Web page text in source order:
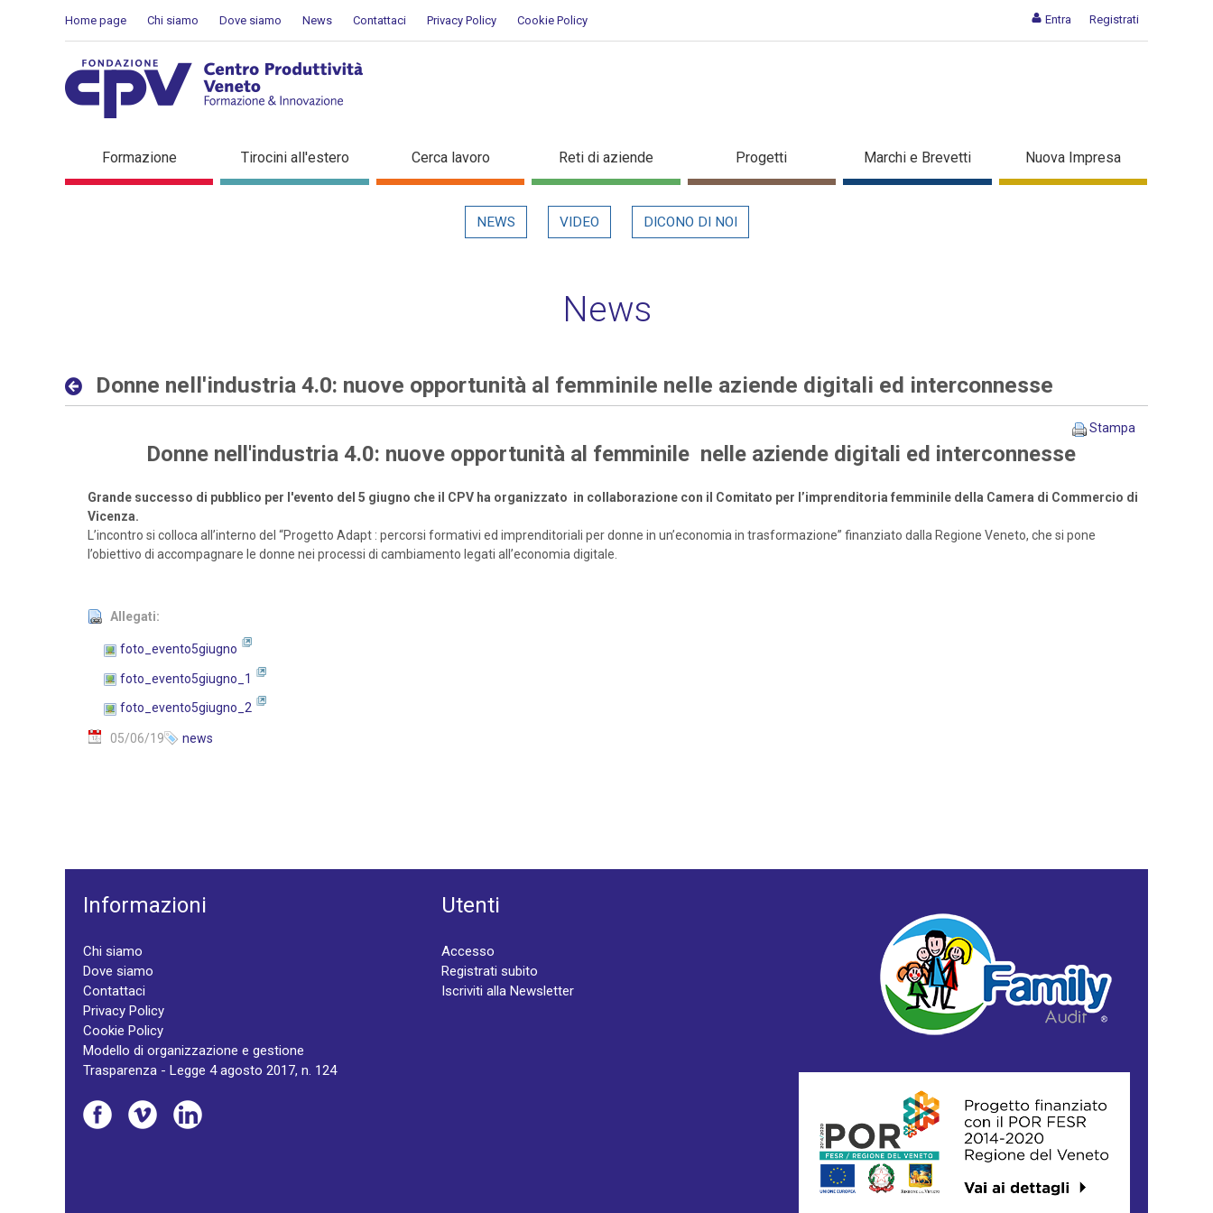
Entra Registrati
Home page Chi siamo Dove siamo News Contattaci Privacy Policy Cookie Policy
Donne nell'industria 4.0: nuove opportunità al femminile nelle aziende digitali ed
interconnesse - Dettaglio in evidenza
Formazione Tirocini all'estero Cerca lavoro Reti di aziende Progetti Marchi e Brevetti Nuova Impresa
NEWS VIDEO DICONO DI NOI
News
Donne nell'industria 4.0: nuove opportunità al femminile nelle aziende digitali ed interconnesse
Stampa
Donne nell'industria 4.0: nuove opportunità al femminile nelle aziende digitali ed interconnesse
Grande successo di pubblico per l'evento del 5 giugno che il CPV ha organizzato in collaborazione con il Comitato per l’imprenditoria femminile della Camera di Commercio di
Vicenza.
L’incontro si colloca all’interno del “Progetto Adapt : percorsi formativi ed imprenditoriali per donne in un’economia in trasformazione” finanziato dalla Regione Veneto, che si pone
l’obiettivo di accompagnare le donne nei processi di cambiamento legati all’economia digitale.
Allegati:
foto_evento5giugno
foto_evento5giugno_1
foto_evento5giugno_2
05/06/19 news
Informazioni
Chi siamo
Dove siamo
Contattaci
Privacy Policy
Cookie Policy
Modello di organizzazione e gestione
Trasparenza - Legge 4 agosto 2017, n. 124
Utenti
Accesso
Registrati subito
Iscriviti alla Newsletter